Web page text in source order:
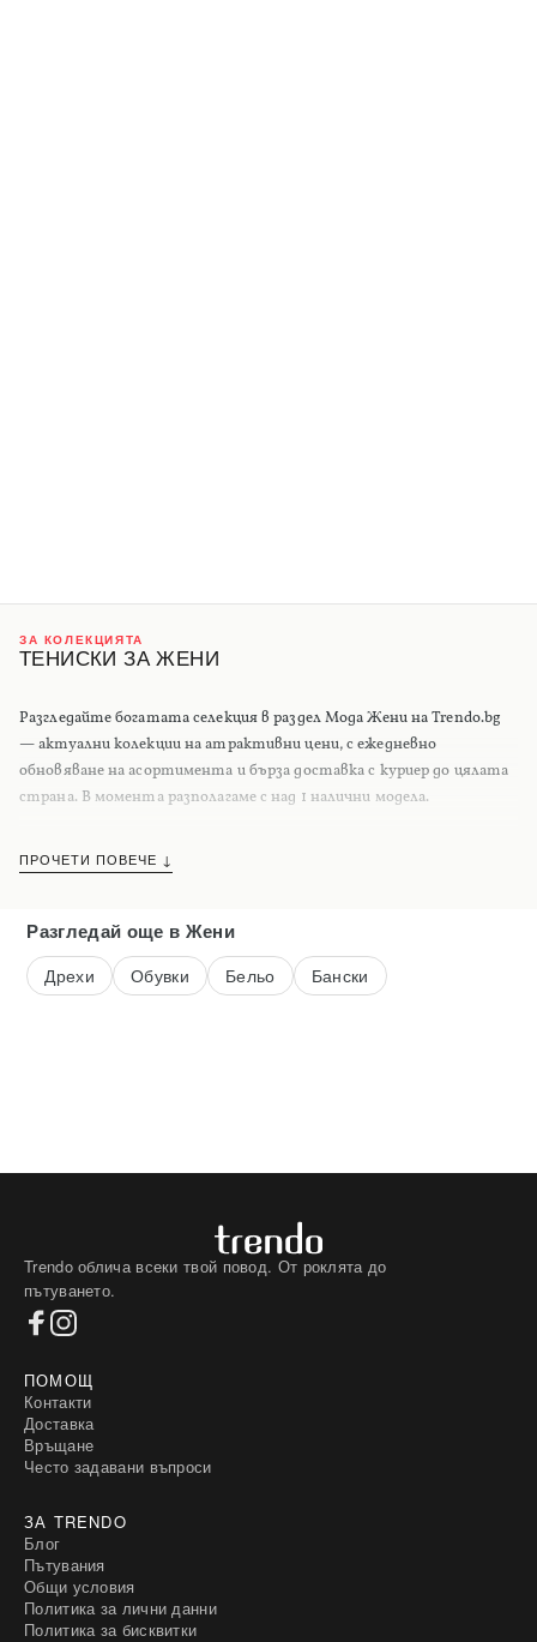
ЗА КОЛЕКЦИЯТА
ТЕНИСКИ ЗА ЖЕНИ
Разгледайте богатата селекция в раздел Мода Жени на Trendo.bg
— актуални колекции на атрактивни цени, с ежедневно
обновяване на асортимента и бърза доставка с куриер до цялата
страна. В момента разполагаме с над 1 налични модела.
ПРОЧЕТИ ПОВЕЧЕ ↓
Разгледай още в Жени
Дрехи Обувки Бельо Бански
Trendo облича всеки твой повод. От роклята до
пътуването.
ПОМОЩ
Контакти
Доставка
Връщане
Често задавани въпроси
ЗА TRENDO
Блог
Пътувания
Общи условия
Политика за лични данни
Политика за бисквитки